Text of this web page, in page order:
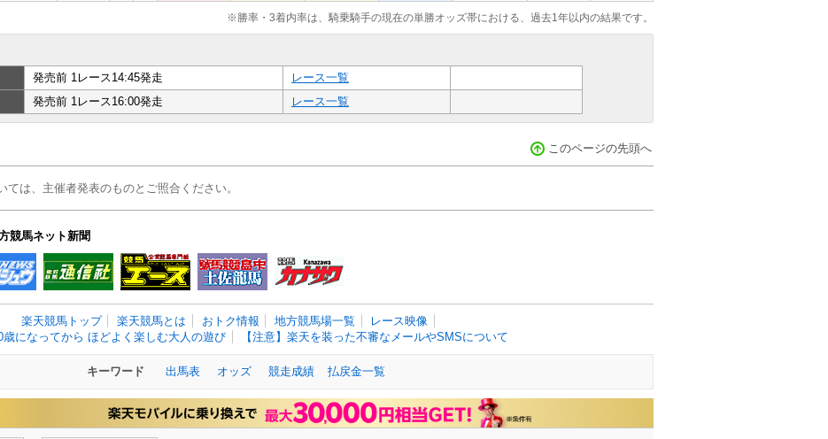
※勝率・3着内率は、騎乗騎手の現在の単勝オッズ帯における、過去1年以内の結果です。
発売前 1レース14:45発走
レース一覧
発売前 1レース16:00発走 レース一覧
このページの先頭へ
は、主催者発表のものとご照合ください。
競馬ネット新聞
楽天競馬トップ 楽天競馬とは おトク情報 地方競馬場一覧
レース映像
歳になってから ほどよく楽しむ大人の遊び
【注意】楽天を装った不審なメールやSMSについて
キーワード 出馬表 オッズ 競走成績 払戻金一覧